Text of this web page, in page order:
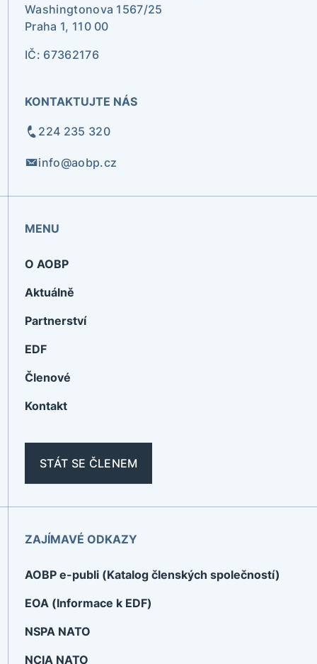
Washingtonova 1567/25
Praha 1, 110 00
IČ: 67362176
KONTAKTUJTE NÁS
224 235 320
info@aobp.cz
MENU
O AOBP
Aktuálně
Partnerství
EDF
Členové
Kontakt
STÁT SE ČLENEM
ZAJÍMAVÉ ODKAZY
AOBP e-publi (Katalog členských společností)
EOA (Informace k EDF)
NSPA NATO
NCIA NATO